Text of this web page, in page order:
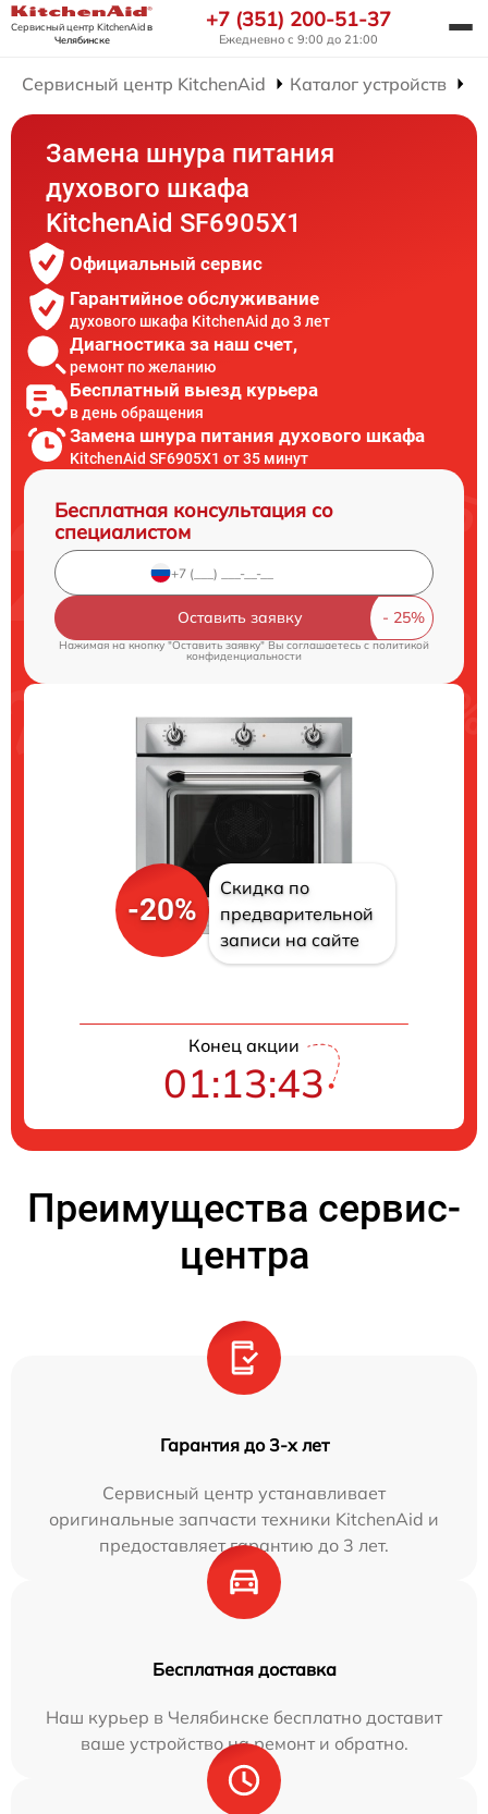
Сервисный центр KitchenAidв
Челябинске
+7 (351) 200-51-37
Ежедневно с 9:00 до 21:00
Сервисный центр KitchenAid Каталог устройств
Замена шнура питания
духового шкафа
KitchenAid SF6905X1
Официальный сервис
Гарантийное обслуживание
духового шкафа KitchenAid до 3 лет
Диагностика за наш счет,
ремонт по желанию
Бесплатный выезд курьера
в день обращения
Замена шнура питания духового шкафа
KitchenAid SF6905X1 от 35 минут
Бесплатная консультация со
специалистом
Оставить заявку
Нажимая на кнопку "Оставить заявку" Вы соглашаетесь cполитикой
конфиденциальности
-20%
Скидка по
предварительной
записи на сайте
Конец акции
01:13:42
Преимущества сервис-
центра
Гарантия до 3-х лет
Сервисный центр устанавливает
оригинальные запчасти техники KitchenAid и
предоставляет гарантию до 3 лет.
Бесплатная доставка
Наш курьер в Челябинске бесплатно доставит
ваше устройство на ремонт и обратно.